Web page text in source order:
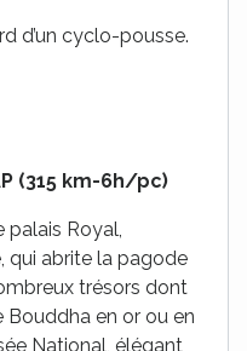
d’un cyclo-pousse.
(315 km-6h/pc)
palais Royal,
qui abrite la pagode
trésors dont
en or ou en
National, élégant